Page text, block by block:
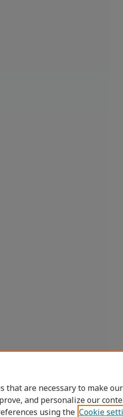
that are necessary to make
and personalize our
using the Cookie